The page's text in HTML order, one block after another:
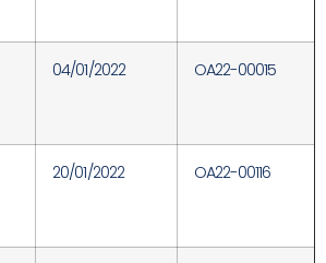
04/01/2022 OA22-00015
20/01/2022 OA22-00116